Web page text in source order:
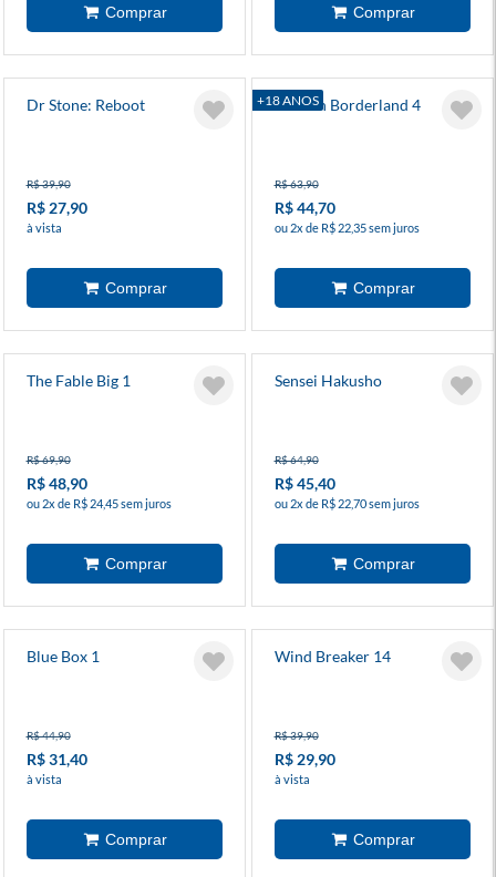
Dr Stone: Reboot
R$ 39,90
R$ 27,90
à vista
+18 ANOS
Alice In Borderland 4
R$ 63,90
R$ 44,70
ou 2x de R$ 22,35 sem juros
The Fable Big 1
R$ 69,90
R$ 48,90
ou 2x de R$ 24,45 sem juros
Sensei Hakusho
R$ 64,90
R$ 45,40
ou 2x de R$ 22,70 sem juros
Blue Box 1
R$ 44,90
R$ 31,40
à vista
Wind Breaker 14
R$ 39,90
R$ 29,90
à vista